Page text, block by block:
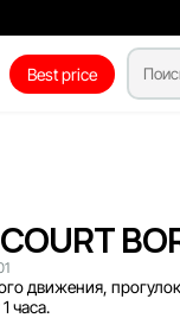
Best price
движения,
часа.